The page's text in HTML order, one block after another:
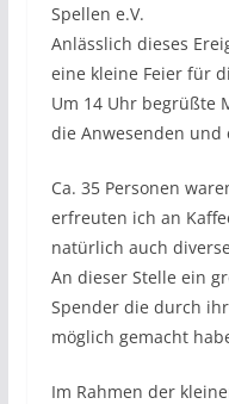
Spellen e.V.
Anlässlich dieses
eine kleine Feier für
Um 14 Uhr begrüßte
die Anwesenden und
Ca. 35 Personen
erfreuten ich an
natürlich auch
An dieser Stelle ein
Spender die durch
möglich gemacht
Im Rahmen der